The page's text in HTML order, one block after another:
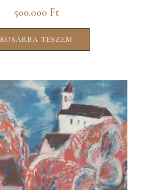
500.000 Ft
KOSÁRBA TESZEM